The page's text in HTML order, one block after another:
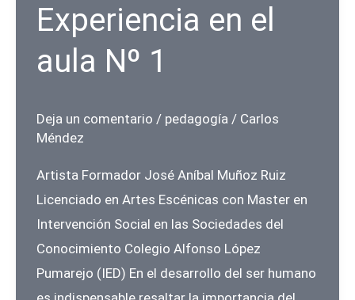
Nº
Experiencia en el
aula Nº 1
Deja un comentario / pedagogía / Carlos
Méndez
Artista Formador José Aníbal Muñoz Ruiz
Licenciado en Artes Escénicas con Master en
Intervención Social en las Sociedades del
Conocimiento Colegio Alfonso López
Pumarejo (IED) En el desarrollo del ser humano